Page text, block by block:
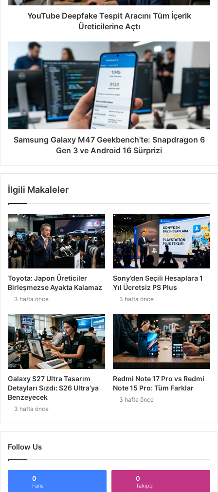
YouTube Deepfake Tespit Aracını Tüm İçerik
Üreticilerine Açtı
Samsung Galaxy M47 Geekbench'te: Snapdragon 6
Gen 3 ve Android 16 Sürprizi
İlgili Makaleler
Toyota: Japon Üreticiler
Birleşmezse Ayakta Kalamaz
3 hafta önce
Sony’den Seçili Hesaplara 1
Yıl Ücretsiz PS Plus
3 hafta önce
Galaxy S27 Ultra Tasarım
Detayları Sızdı: S26 Ultra’ya
Benzeyecek
3 hafta önce
Redmi Note 17 Pro vs Redmi
Note 15 Pro: Tüm Farklar
3 hafta önce
Follow Us
0
Fans
0
Takipçi